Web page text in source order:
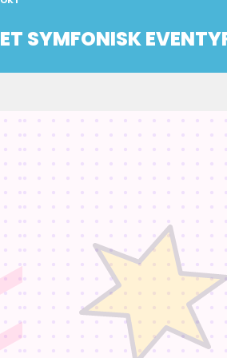
ET SYMFONISK